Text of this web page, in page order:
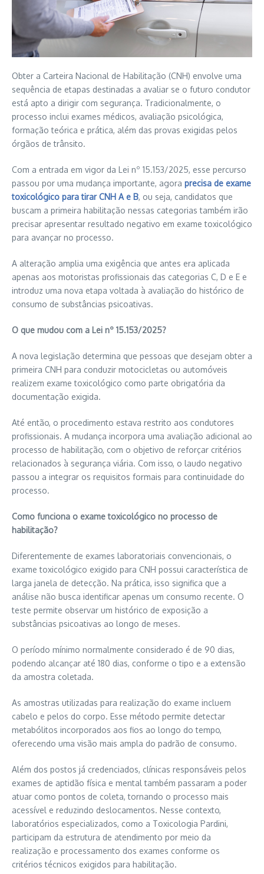
Obter a Carteira Nacional de Habilitação (CNH) envolve uma
sequência de etapas destinadas a avaliar se o futuro condutor
está apto a dirigir com segurança. Tradicionalmente, o
processo inclui exames médicos, avaliação psicológica,
formação teórica e prática, além das provas exigidas pelos
órgãos de trânsito.
Com a entrada em vigor da Lei nº 15.153/2025, esse percurso
passou por uma mudança importante, agora precisa de exame
toxicológico para tirar CNH A e B, ou seja, candidatos que
buscam a primeira habilitação nessas categorias também irão
precisar apresentar resultado negativo em exame toxicológico
para avançar no processo.
A alteração amplia uma exigência que antes era aplicada
apenas aos motoristas profissionais das categorias C, D e E e
introduz uma nova etapa voltada à avaliação do histórico de
consumo de substâncias psicoativas.
O que mudou com a Lei nº 15.153/2025?
A nova legislação determina que pessoas que desejam obter a
primeira CNH para conduzir motocicletas ou automóveis
realizem exame toxicológico como parte obrigatória da
documentação exigida.
Até então, o procedimento estava restrito aos condutores
profissionais. A mudança incorpora uma avaliação adicional ao
processo de habilitação, com o objetivo de reforçar critérios
relacionados à segurança viária. Com isso, o laudo negativo
passou a integrar os requisitos formais para continuidade do
processo.
Como funciona o exame toxicológico no processo de
habilitação?
Diferentemente de exames laboratoriais convencionais, o
exame toxicológico exigido para CNH possui característica de
larga janela de detecção. Na prática, isso significa que a
análise não busca identificar apenas um consumo recente. O
teste permite observar um histórico de exposição a
substâncias psicoativas ao longo de meses.
O período mínimo normalmente considerado é de 90 dias,
podendo alcançar até 180 dias, conforme o tipo e a extensão
da amostra coletada.
As amostras utilizadas para realização do exame incluem
cabelo e pelos do corpo. Esse método permite detectar
metabólitos incorporados aos fios ao longo do tempo,
oferecendo uma visão mais ampla do padrão de consumo.
Além dos postos já credenciados, clínicas responsáveis pelos
exames de aptidão física e mental também passaram a poder
atuar como pontos de coleta, tornando o processo mais
acessível e reduzindo deslocamentos. Nesse contexto,
laboratórios especializados, como a Toxicologia Pardini,
participam da estrutura de atendimento por meio da
realização e processamento dos exames conforme os
critérios técnicos exigidos para habilitação.